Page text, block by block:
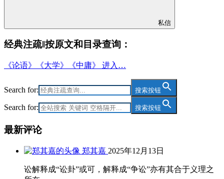
私信
经典注疏‖按原文和目录查询：
《论语》《大学》《中庸》 进入…
Search for: 搜索按钮
Search for: 搜索按钮
最新评论
郑其嘉 2025年12月13日
讼解释成“讼卦”或可，解释成“争讼”亦有其合于义理之